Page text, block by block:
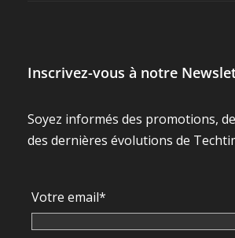
Inscrivez-vous à notre
Soyez informés des promotions,
des dernières évolutions de
Votre email*